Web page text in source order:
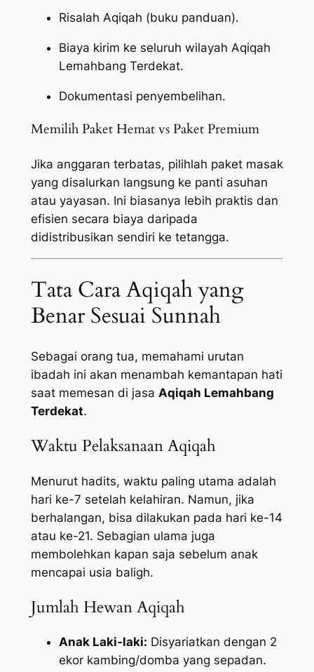
Risalah Aqiqah (buku panduan).
Biaya kirim ke seluruh wilayah Aqiqah
Lemahbang Terdekat.
Dokumentasi penyembelihan.
Memilih Paket Hemat vs Paket Premium
Jika anggaran terbatas, pilihlah paket masak
yang disalurkan langsung ke panti asuhan
atau yayasan. Ini biasanya lebih praktis dan
efisien secara biaya daripada
didistribusikan sendiri ke tetangga.
Tata Cara Aqiqah yang
Benar Sesuai Sunnah
Sebagai orang tua, memahami urutan
ibadah ini akan menambah kemantapan hati
saat memesan di jasa Aqiqah Lemahbang
Terdekat.
Waktu Pelaksanaan Aqiqah
Menurut hadits, waktu paling utama adalah
hari ke-7 setelah kelahiran. Namun, jika
berhalangan, bisa dilakukan pada hari ke-14
atau ke-21. Sebagian ulama juga
membolehkan kapan saja sebelum anak
mencapai usia baligh.
Jumlah Hewan Aqiqah
Anak Laki-laki: Disyariatkan dengan 2
ekor kambing/domba yang sepadan.